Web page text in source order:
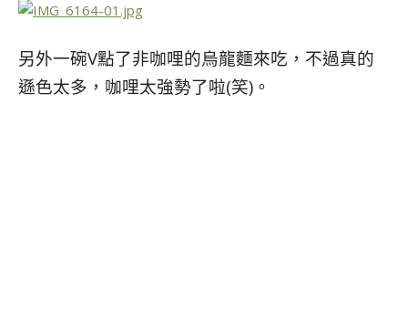
另外一碗V點了非咖哩的烏龍麵來吃，不過真的
遜色太多，咖哩太強勢了啦(笑)。